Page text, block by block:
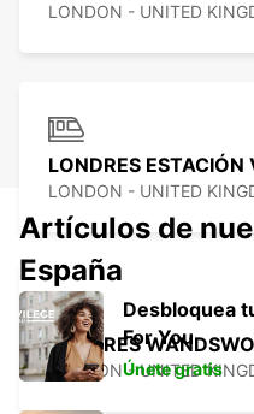
LONDON - UNITED
LONDRES ESTACIÓN
LONDON - UNITED
LONDRES
LONDON - UNITED
Artículos de
España
Desbloquea
For You
Únete gratis